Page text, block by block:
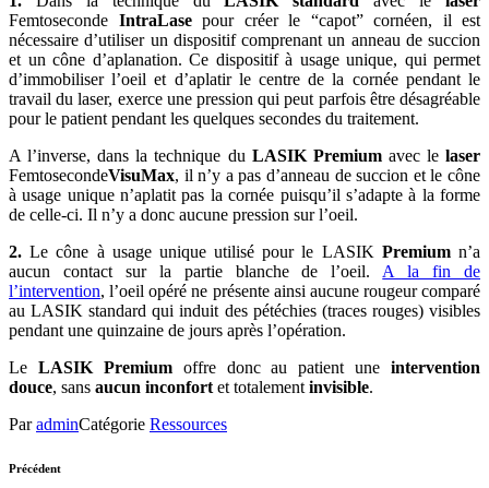
Femtoseconde IntraLasepour créer le “capot” cornéen, il est
nécessaire d’utiliser un dispositif comprenant un anneau de succion
et un cône d’aplanation. Ce dispositif à usage unique, qui permet
d’immobiliser l’oeil et d’aplatir le centre de la cornée pendant le
travail du laser, exerce une pression qui peut parfois être désagréable
pour le patient pendant les quelques secondes du traitement.
A l’inverse, dans la technique du LASIK Premium avec lelaser
FemtosecondeVisuMax, il n’y a pas d’anneau de succion et le cône
à usage unique n’aplatit pas la cornée puisqu’il s’adapte à la forme
de celle-ci. Il n’y a donc aucune pression sur l’oeil.
2.Le cône à usage unique utilisé pour le LASIK Premiumn’a
aucun contact sur la partie blanche de l’oeil. A la fin de
l’intervention, l’oeil opéré ne présente ainsi aucune rougeur comparé
au LASIK standard qui induit des pétéchies (traces rouges) visibles
pendant une quinzaine de jours après l’opération.
Le LASIK Premiumoffre donc au patient une intervention
douce, sans aucun inconfort et totalement invisible.
ParadminCatégorie Ressources
Précédent